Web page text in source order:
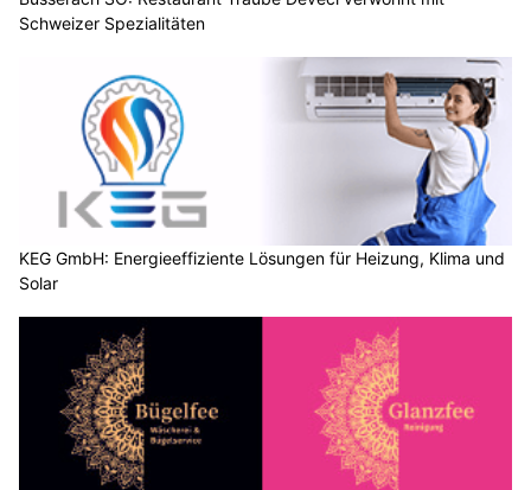
Schweizer Spezialitäten
KEG GmbH: Energieeffiziente Lösungen für Heizung, Klima und
Solar